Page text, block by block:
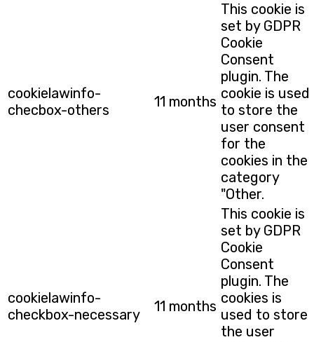
cookielawinfo-
checbox-others
11 months
This cookie is
set by GDPR
Cookie
Consent
plugin. The
cookie is used
to store the
user consent
for the
cookies in the
category
"Other.
cookielawinfo-
checkbox-necessary
11 months
This cookie is
set by GDPR
Cookie
Consent
plugin. The
cookies is
used to store
the user